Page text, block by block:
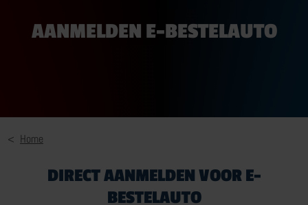
AANMELDEN E-BESTELAUTO
Home
DIRECT AANMELDEN VOOR E-
BESTELAUTO
AUTORIJBEWIJS